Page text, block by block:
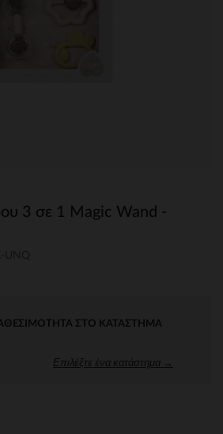
3 σε 1 Magic Wand -
ΣΤΟ ΚΑΤΆΣΤΗΜΑ
Επιλέξτε ένα κατάστημα →